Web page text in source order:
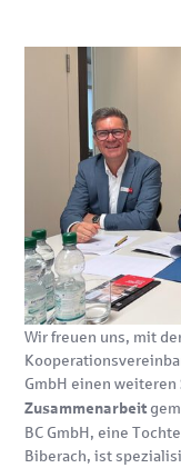
Wir freuen uns, mit
GmbH einen
Zusammenarbeit
BC GmbH, eine
Biberach, ist